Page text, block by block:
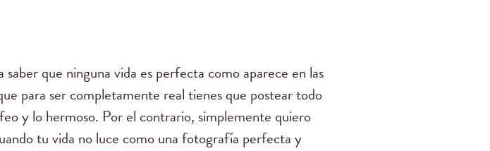
que ninguna vida es perfecta como aparece en las
para ser completamente real tienes que postear todo
y lo hermoso. Por el contrario, simplemente quiero
tu vida no luce como una fotografía perfecta y